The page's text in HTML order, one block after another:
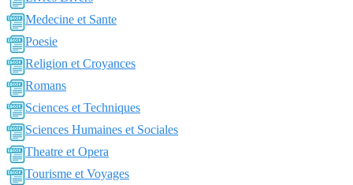
Medecine et Sante
Poesie
Religion et Croyances
Romans
Sciences et Techniques
Sciences Humaines et Sociales
Theatre et Opera
Tourisme et Voyages